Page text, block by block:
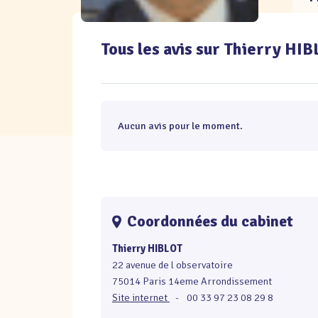
Tous les avis sur Thierry
Aucun avis pour le moment.
Coordonnées du cabinet
Thierry HIBLOT
22 avenue de l observatoire
75014 Paris 14eme Arrondissement
Site internet
- 00 33 97 23 08 29 8